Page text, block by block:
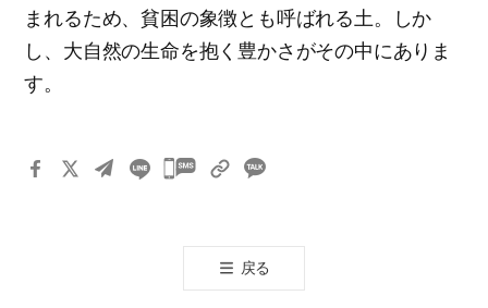
まれるため、貧困の象徴とも呼ばれる土。しか
し、大自然の生命を抱く豊かさがその中にありま
す。
카
톡
공
戻る